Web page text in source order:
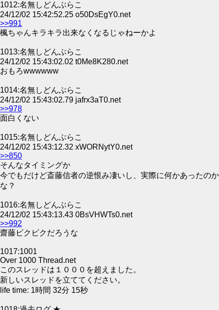
1012:名無しどんぶらこ
24/12/02 15:42:52.25 o50DsEgY0.net
>>991
楓ちゃんキラキラ出来なくなるじゃねーかよ
1013:名無しどんぶらこ
24/12/02 15:43:02.02 t0Me8K280.net
おもろwwwwww
1014:名無しどんぶらこ
24/12/02 15:43:02.79 jafrx3aT0.net
>>978
面白くない
1015:名無しどんぶらこ
24/12/02 15:43:12.32 xWORNytY0.net
>>850
そんなタイミングか
今でもだけど斎藤信者の逆恨み凄いし、実際に何かあったのか
な？
1016:名無しどんぶらこ
24/12/02 15:43:13.43 0BsVHWTs0.net
>>992
齋藤ビクビクだろうな
1017:1001
Over 1000 Thread.net
このスレッドは１０００を超えました。
新しいスレッドを立ててください。
life time: 1時間 32分 15秒